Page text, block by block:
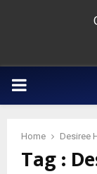
PRIMARY
Home Desiree
Tag :